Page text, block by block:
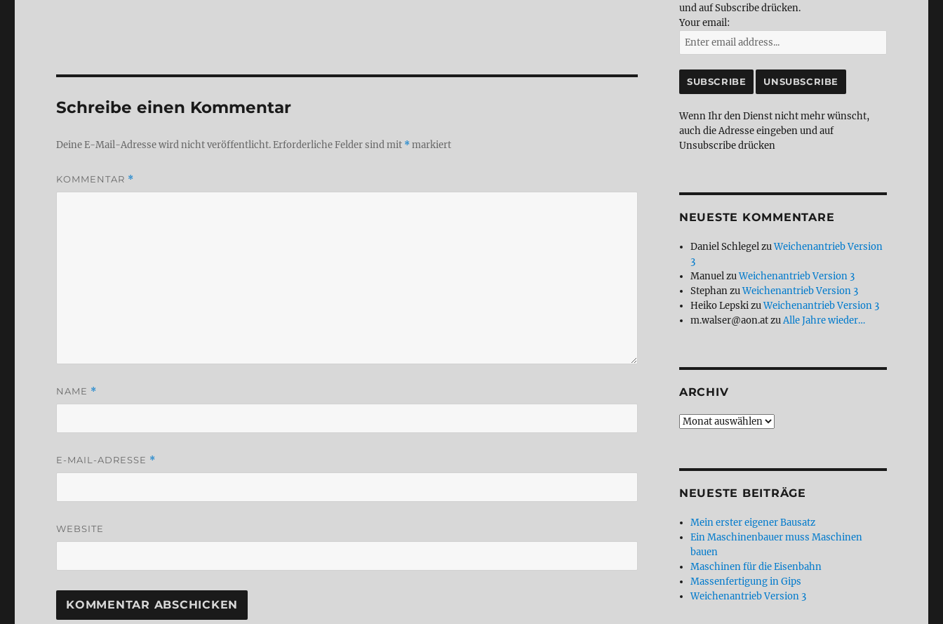
Schreibe einen Kommentar
Deine E-Mail-Adresse wird nicht veröffentlicht.Erforderliche Felder sind mit *markiert
KOMMENTAR *
NAME *
E-MAIL-ADRESSE *
WEBSITE
und auf Subscribe drücken.
Your email:
Wenn Ihr den Dienst nicht mehr wünscht,
auch die Adresse eingeben und auf
Unsubscribe drücken
NEUESTE KOMMENTARE
Daniel SchlegelzuWeichenantrieb Version
3
ManuelzuWeichenantrieb Version 3
StephanzuWeichenantrieb Version 3
Heiko LepskizuWeichenantrieb Version 3
m.walser@aon.atzuAlle Jahre wieder…
ARCHIV
Archiv
NEUESTE BEITRÄGE
Mein erster eigener Bausatz
Ein Maschinenbauer muss Maschinen
bauen
Maschinen für die Eisenbahn
Massenfertigung in Gips
Weichenantrieb Version 3